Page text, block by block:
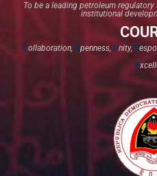
To be a leading petroleum
institutional
Collaboration, Openness, Unity, R
E